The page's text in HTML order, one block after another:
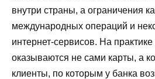
внутри страны, а ограничения
международных операций и
интернет-сервисов. На практике
оказываются не сами карты, а
клиенты, по которым у банка